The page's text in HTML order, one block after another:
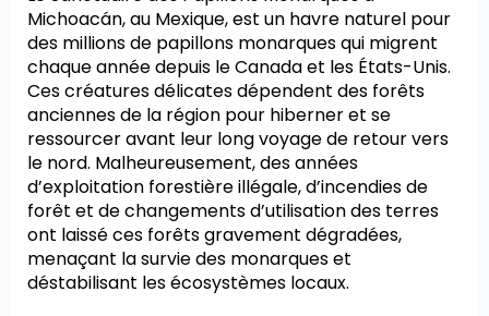
Michoacán, au Mexique, est un havre naturel pour
des millions de papillons monarques qui migrent
chaque année depuis le Canada et les États-Unis.
Ces créatures délicates dépendent des forêts
anciennes de la région pour hiberner et se
ressourcer avant leur long voyage de retour vers
le nord. Malheureusement, des années
d’exploitation forestière illégale, d’incendies de
forêt et de changements d’utilisation des terres
ont laissé ces forêts gravement dégradées,
menaçant la survie des monarques et
déstabilisant les écosystèmes locaux.